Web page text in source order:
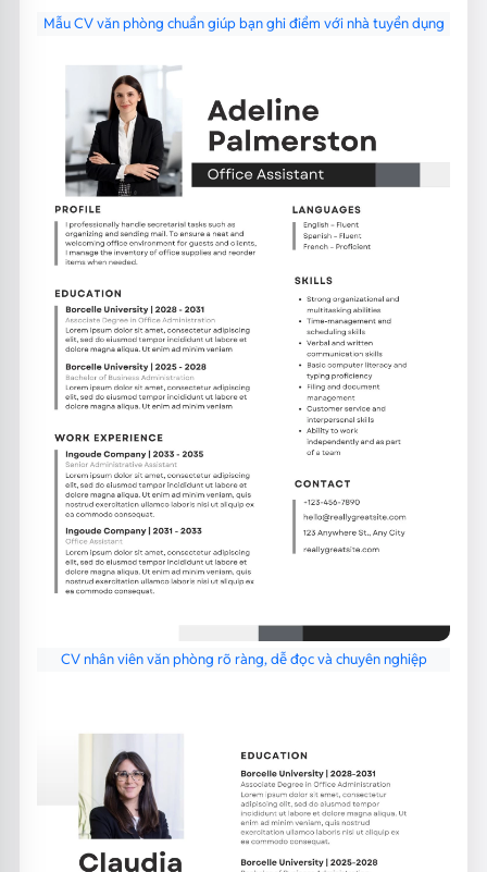
Mẫu CV văn phòng chuẩn giúp bạn ghi điểm với nhà tuyển dụng
CV nhân viên văn phòng rõ ràng, dễ đọc và chuyên nghiệp